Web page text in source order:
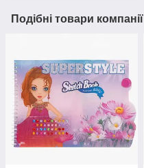
Подібні товари компанії